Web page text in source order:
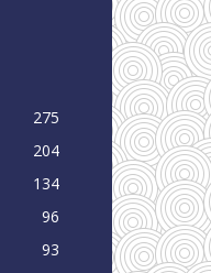
275
204
134
96
93